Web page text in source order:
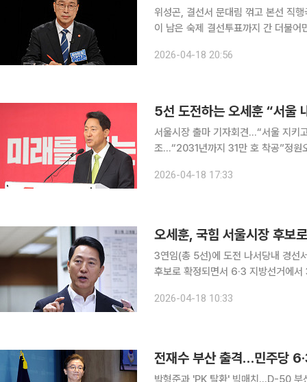
위성곤, 결선서 문대림 꺾고 본선 직
이 남은 숙제 결선투표까지 간 더불어민주당 제주도지사 경선이 위성곤 의원의 손을 들어줬다. 민주
16곳 모두 매듭지었다. 같은 날 국민
2026-04-18 20:56
5선 도전하는 오세훈 “서울
서울시장 출마 기자회견…“서울 지키
조…“2031년까지 31만 호 착공”정원
주주의는 치명적인 위험에 처할 것”
2026-04-18 17:33
오세훈, 국힘 서울시장 후보
3연임(총 5선)에 도전 나서당내 경선서 박수민·윤희숙 눌러
후보로 확정되면서 6·3 지방선거에서 3연임(총 5선)에
2026-04-18 10:33
전재수 부산 출격…민주당
박형준과 'PK 탈환' 빅매치…D-50 부